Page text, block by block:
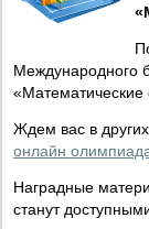
Международного
«Математические
Ждем вас в
онлайн
Наградные
станут